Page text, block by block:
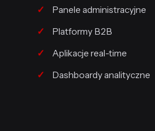
Panele administracyjne
Platformy B2B
Aplikacje real-time
Dashboardy analityczne